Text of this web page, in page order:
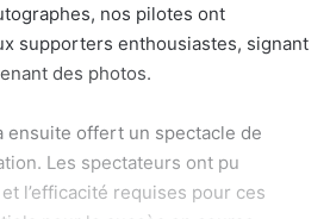
nos pilotes ont
supporters enthousiastes, signant
des photos.
ensuite offert un spectacle de
Les spectateurs ont pu
l’efficacité requises pour ces